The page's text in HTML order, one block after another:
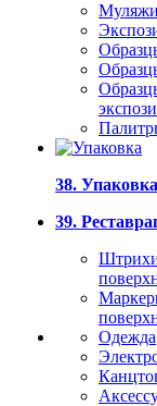
38. Упаковка
39.
Штрихи
Одежда